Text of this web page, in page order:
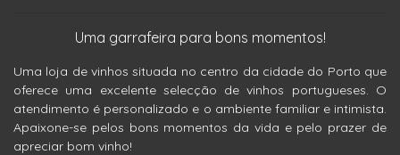
Uma garrafeira para bons momentos!
Uma loja de vinhos situada no centro da cidade do Porto que
oferece uma excelente selecção de vinhos portugueses. O
atendimento é personalizado e o ambiente familiar e intimista.
Apaixone-se pelos bons momentos da vida e pelo prazer de
apreciar bom vinho!